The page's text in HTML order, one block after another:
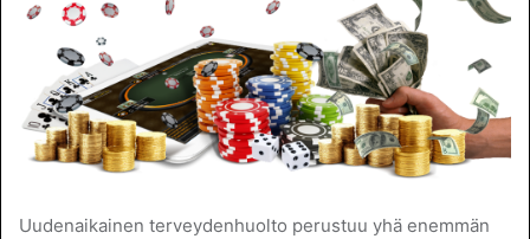
Uudenaikainen terveydenhuolto perustuu yhä enemmän